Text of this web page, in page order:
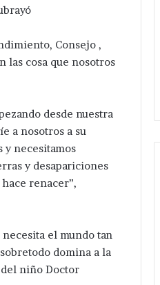
Consejo ,
las cosa que nosotros
desde nuestra
a nosotros a su
y necesitamos
y desapariciones
renacer”,
el mundo tan
domina a la
niño Doctor
día
de hermanos cerca
de San Salvador